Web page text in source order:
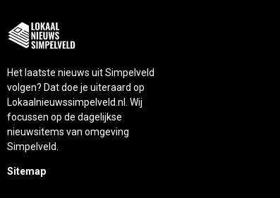
Het laatste nieuws uit Simpelveld
volgen? Dat doe je uiteraard op
Lokaalnieuwssimpelveld.nl. Wij
focussen op de dagelijkse
nieuwsitems van omgeving
Simpelveld.
Sitemap